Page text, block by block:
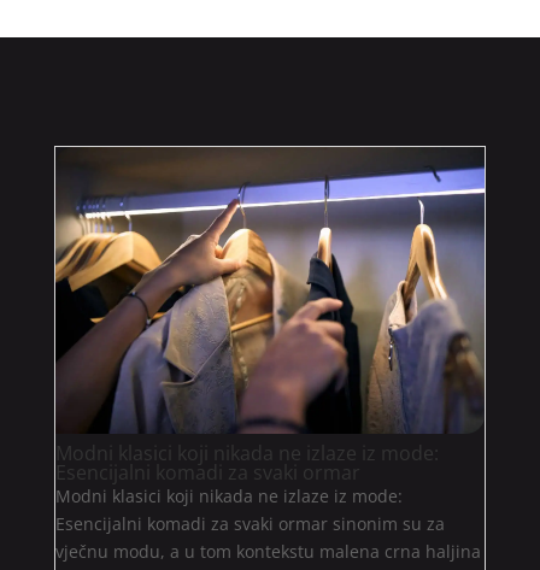
Modni klasici koji nikada ne izlaze iz mode:
Esencijalni komadi za svaki ormar
Modni klasici koji nikada ne izlaze iz mode:
Esencijalni komadi za svaki ormar sinonim su za
vječnu modu, a u tom kontekstu malena crna haljina